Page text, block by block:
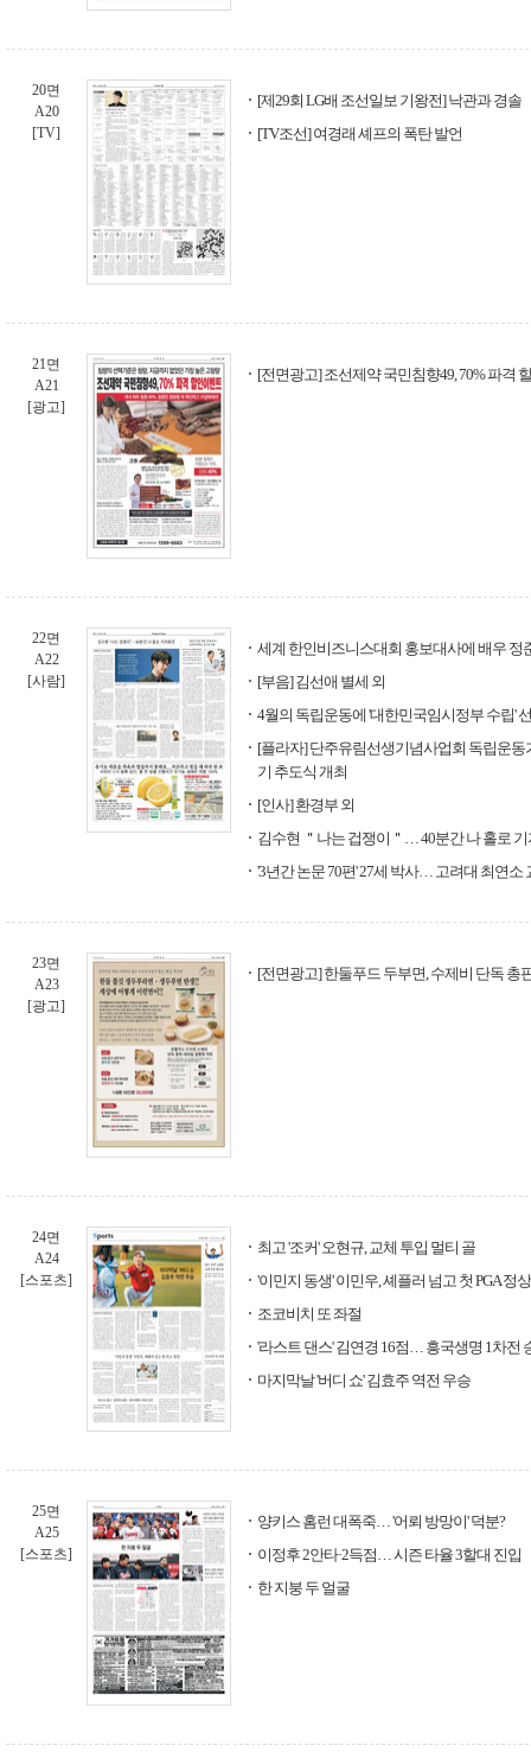
20면
A20
[TV]
[제29회 LG배 조선일보 기왕전] 낙관과 경솔
[TV조선] 여경래 셰프의 폭탄 발언
21면
A21
[광고]
[전면광고] 조선제약 국민침향49, 70% 파격
22면
A22
[사람]
세계 한인비즈니스대회 홍보대사에 배우 정
[부음] 김선애 별세 외
4월의 독립운동에 '대한민국임시정부 수립'
[플라자] 단주유림선생기념사업회 독립운동
기 추도식 개최
[인사] 환경부 외
김수현 ＂나는 겁쟁이＂… 40분간 나 홀로
'3년간 논문 70편' 27세 박사… 고려대 최연소
23면
A23
[광고]
[전면광고] 한둘푸드 두부면, 수제비 단독 총
24면
A24
[스포츠]
최고 '조커' 오현규, 교체 투입 멀티 골
'이민지 동생' 이민우, 셰플러 넘고 첫 PGA 정상
조코비치 또 좌절
'라스트 댄스' 김연경 16점… 흥국생명 1차전
마지막날 '버디 쇼' 김효주 역전 우승
25면
A25
[스포츠]
양키스 홈런 대폭죽… '어뢰 방망이' 덕분?
이정후 2안타·2득점… 시즌 타율 3할대 진입
한 지붕 두 얼굴